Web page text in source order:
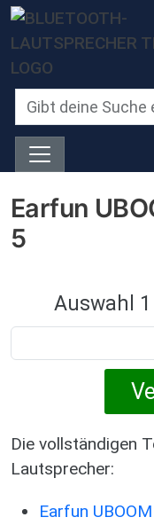
Direkt zum Inhalt
Earfun
5
Auswahl 1
Die vollständigen
Lautsprecher:
Earfun